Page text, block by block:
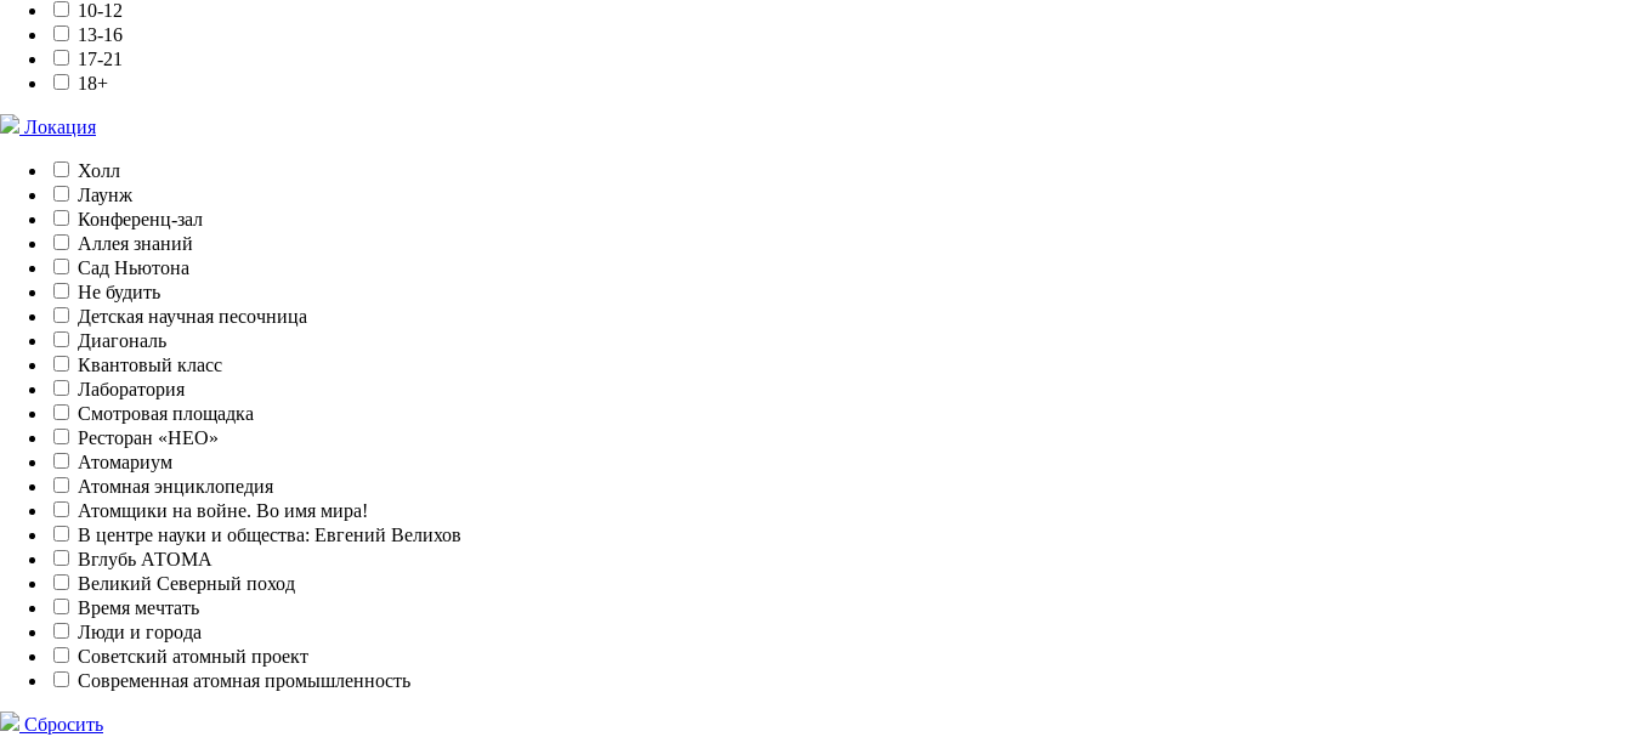
10-12
13-16
17-21
18+
Локация
Холл
Лаунж
Конференц-зал
Аллея знаний
Сад Ньютона
Не будить
Детская научная песочница
Диагональ
Квантовый класс
Лаборатория
Смотровая площадка
Ресторан «НЕО»
Атомариум
Атомная энциклопедия
Атомщики на войне. Во имя мира!
В центре науки и общества: Евгений Велихов
Вглубь АТОМА
Великий Северный поход
Время мечтать
Люди и города
Советский атомный проект
Современная атомная промышленность
Сбросить